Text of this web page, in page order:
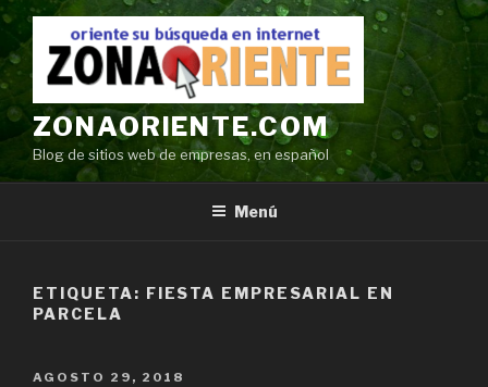
Ir
contenido
ZONAORIENTE.COM
Blog de sitios web de empresas, en español
Menú
ETIQUETA: FIESTA EMPRESARIAL EN
PARCELA
POSTED
AGOSTO 29, 2018